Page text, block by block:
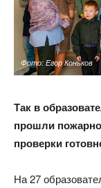
Фото: Егор Коньков
Так в
прошли
проверки
На 27